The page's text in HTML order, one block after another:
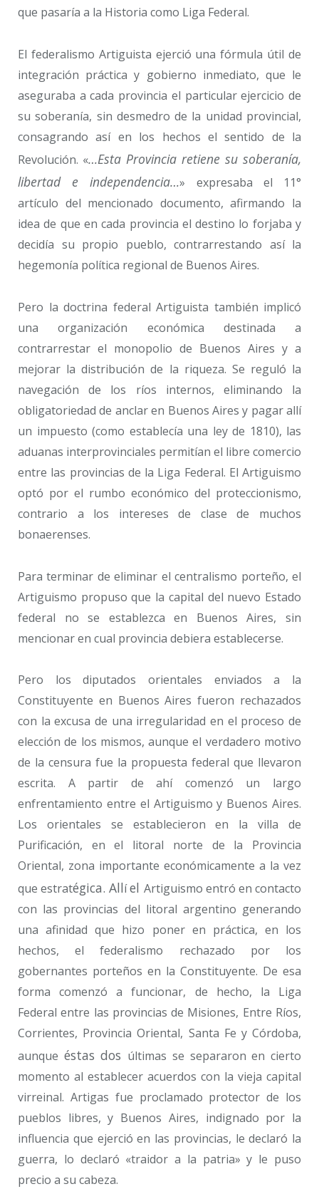
que pasaría a la Historia como Liga Federal.
El federalismo Artiguista ejerció una fórmula útil de
integración práctica y gobierno inmediato, que le
aseguraba a cada provincia el particular ejercicio de
su soberanía, sin desmedro de la unidad provincial,
consagrando así en los hechos el sentido de la
Revolución. «…Esta Provincia retiene su soberanía,
libertad e independencia…» expresaba el 11°
artículo del mencionado documento, afirmando la
idea de que en cada provincia el destino lo forjaba y
decidía su propio pueblo, contrarrestando así la
hegemonía política regional de Buenos Aires.
Pero la doctrina federal Artiguista también implicó
una organización económica destinada a
contrarrestar el monopolio de Buenos Aires y a
mejorar la distribución de la riqueza. Se reguló la
navegación de los ríos internos, eliminando la
obligatoriedad de anclar en Buenos Aires y pagar allí
un impuesto (como establecía una ley de 1810), las
aduanas interprovinciales permitían el libre comercio
entre las provincias de la Liga Federal. El Artiguismo
optó por el rumbo económico del proteccionismo,
contrario a los intereses de clase de muchos
bonaerenses.
Para terminar de eliminar el centralismo porteño, el
Artiguismo propuso que la capital del nuevo Estado
federal no se establezca en Buenos Aires, sin
mencionar en cual provincia debiera establecerse.
Pero los diputados orientales enviados a la
Constituyente en Buenos Aires fueron rechazados
con la excusa de una irregularidad en el proceso de
elección de los mismos, aunque el verdadero motivo
de la censura fue la propuesta federal que llevaron
escrita. A partir de ahí comenzó un largo
enfrentamiento entre el Artiguismo y Buenos Aires.
Los orientales se establecieron en la villa de
Purificación, en el litoral norte de la Provincia
Oriental, zona importante económicamente a la vez
que estratégica. Allíel Artiguismo entró en contacto
con las provincias del litoral argentino generando
una afinidad que hizo poner en práctica, en los
hechos, el federalismo rechazado por los
gobernantes porteños en la Constituyente. De esa
forma comenzó a funcionar, de hecho, la Liga
Federal entre las provincias de Misiones, Entre Ríos,
Corrientes, Provincia Oriental, Santa Fe y Córdoba,
aunque éstas dos últimas se separaron en cierto
momento al establecer acuerdos con la vieja capital
virreinal. Artigas fue proclamado protector de los
pueblos libres, y Buenos Aires, indignado por la
influencia que ejerció en las provincias, le declaró la
guerra, lo declaró «traidor a la patria» y le puso
precio a su cabeza.